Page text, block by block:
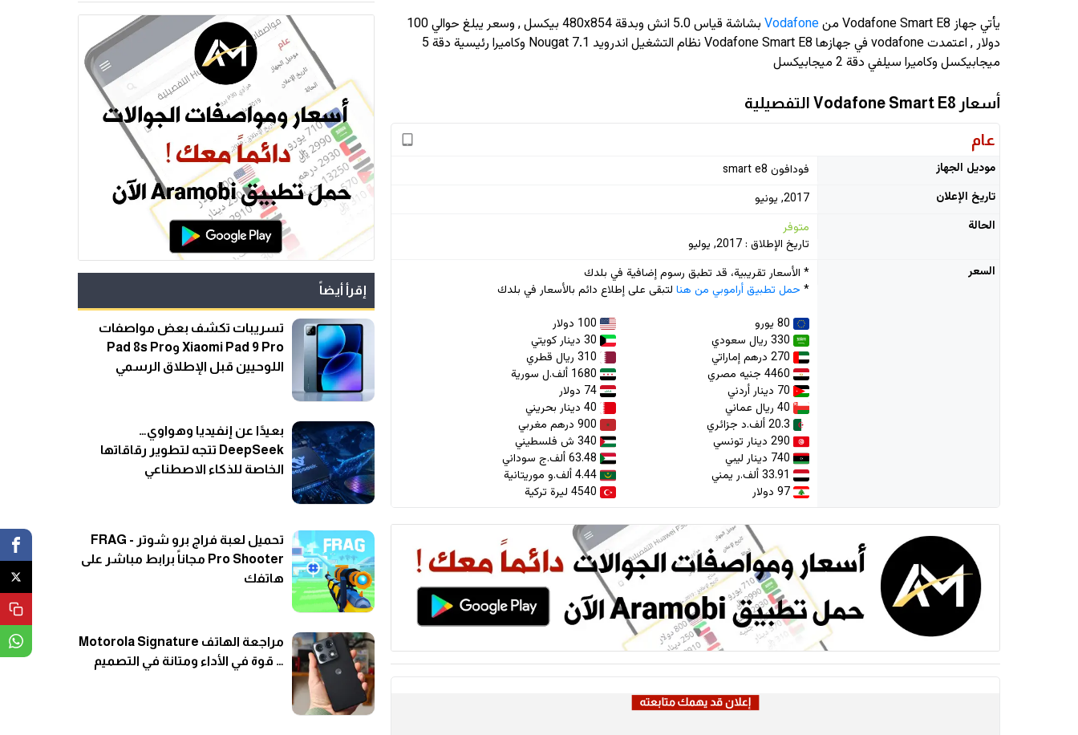
يأتي جهاز Vodafone Smart E8 من Vodafone بشاشة قياس 5.0 انش وبدقة 480x854
بيكسل , وسعر يبلغ حوالي 100
دولار
, اعتمدت vodafone في جهازها Vodafone Smart E8 نظام التشغيل اندرويد 7.1 Nougat وكاميرا رئيسية دقة 5
ميجابيكسل وكاميرا سيلفي دقة 2 ميجابيكسل
أسعار Vodafone Smart E8 التفصيلية
عام
موديل الجهاز
فودافون smart e8
تاريخ الإعلان
2017, يونيو
الحالة
متوفر
تاريخ الإطلاق : 2017, يوليو
السعر
* الأسعار تقريبية، قد تطبق رسوم إضافية في بلدك
* حمل تطبيق أراموبي من هنا لتبقى على إطلاع دائم بالأسعار في بلدك
74 دولار
4.44 ألف.و موريتانية
97 دولار
إقرأ أيضاً
تسريبات تكشف بعض مواصفات
Xiaomi Pad 9 Pro وPad 8s Pro
اللوحيين قبل الإطلاق الرسمي
بعيدًا عن إنفيديا وهواوي…
DeepSeek تتجه لتطوير رقاقاتها
الخاصة للذكاء الاصطناعي
تحميل لعبة فراج برو شوتر - FRAG
Pro Shooter مجاناً برابط مباشر على
هاتفك
مراجعة الهاتف Motorola Signature
… قوة في الأداء ومتانة في التصميم